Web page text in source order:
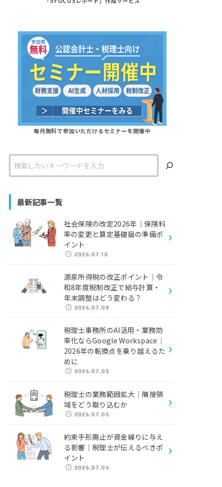
毎月無料で参加いただけるセミナーを開催中
検
索
最新記事一覧
社会保険の改定2026年｜保険料
率の変更と算定基礎届の準備ポ
イント
2026.07.10
源泉所得税の改正ポイント｜令
和8年度税制改正で給与計算・
年末調整はどう変わる？
2026.07.08
税理士事務所のAI活用・業務効
率化ならGoogle Workspace｜
2026年の転換点を乗り越えるた
めに
2026.07.05
税理士の業務範囲拡大｜隣接領
域をどう取り込むか
2026.07.05
約束手形廃止が資金繰りに与え
る影響｜税理士が伝えるべきポ
イント
2026.07.04